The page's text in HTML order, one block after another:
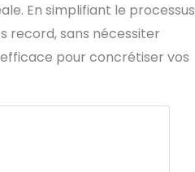
En simplifiant le processus
record, sans nécessiter
pour concrétiser vos